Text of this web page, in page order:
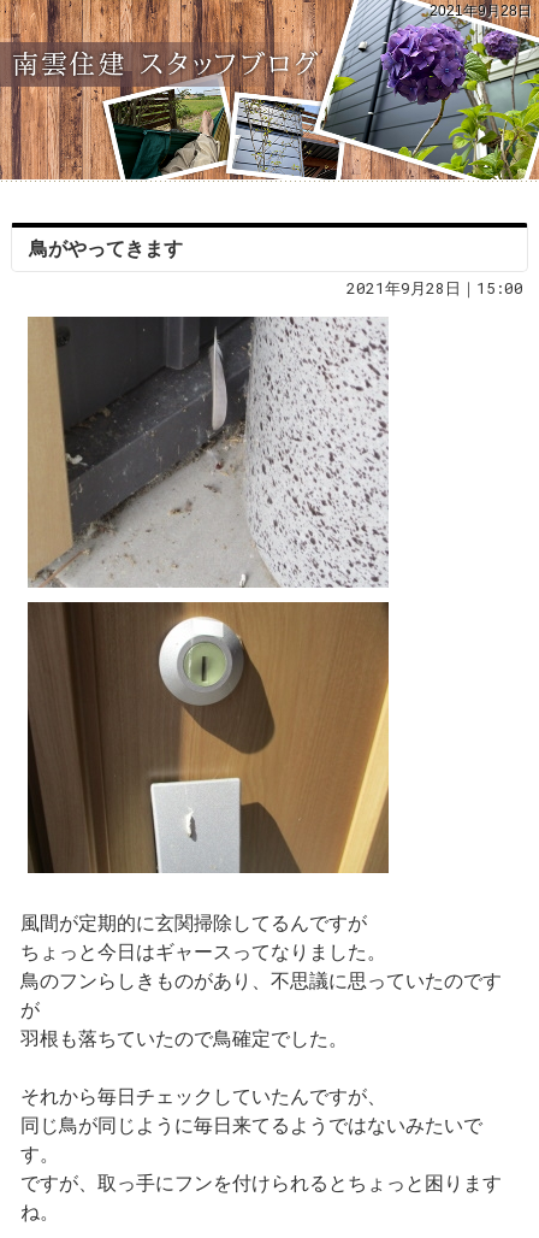
2021年9月28日
鳥がやってきます
2021年9月28日｜15:00
風間が定期的に玄関掃除してるんですが
ちょっと今日はギャースってなりました。
鳥のフンらしきものがあり、不思議に思っていたのです
が
羽根も落ちていたので鳥確定でした。
それから毎日チェックしていたんですが、
同じ鳥が同じように毎日来てるようではないみたいで
す。
ですが、取っ手にフンを付けられるとちょっと困ります
ね。